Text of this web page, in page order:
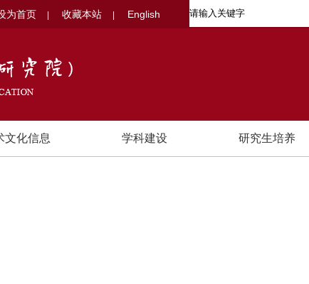
为首页 收藏本站 English
文化信息 学科建设 研究生培养